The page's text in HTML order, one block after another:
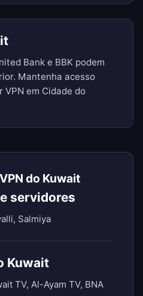
Bank e BBK podem
Mantenha acesso
VPN em Cidade do
do Kuwait
servidores
Salmiya
Kuwait
TV, Al-Ayam TV, BNA